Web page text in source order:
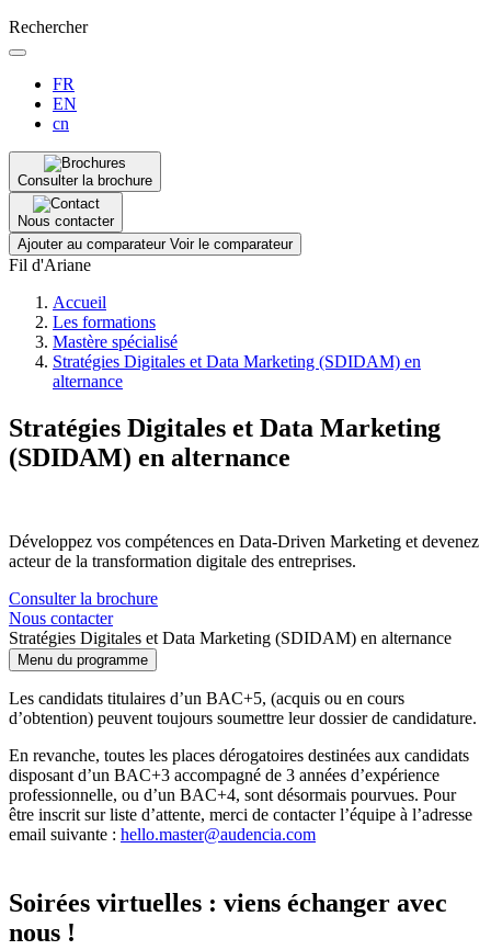
Rechercher
FR
EN
cn
Consulter la brochure
Nous contacter
Ajouter au comparateur Voir le comparateur
Fil d'Ariane
Accueil
Les formations
Mastère spécialisé
Stratégies Digitales et Data Marketing (SDIDAM) en
alternance
Stratégies Digitales et Data Marketing
(SDIDAM) en alternance
Développez vos compétences en Data-Driven Marketing et devenez
acteur de la transformation digitale des entreprises.
Consulter la brochure
Nous contacter
Stratégies Digitales et Data Marketing (SDIDAM) en alternance
Menu du programme
Les candidats titulaires d’un BAC+5, (acquis ou en cours
d’obtention) peuvent toujours soumettre leur dossier de candidature.
En revanche, toutes les places dérogatoires destinées aux candidats
disposant d’un BAC+3 accompagné de 3 années d’expérience
professionnelle, ou d’un BAC+4, sont désormais pourvues. Pour
être inscrit sur liste d’attente, merci de contacter l’équipe à l’adresse
email suivante : hello.master@audencia.com
Soirées virtuelles : viens échanger avec
nous !